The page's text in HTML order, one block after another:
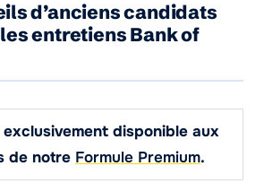
d’anciens candidats
entretiens Bank of
disponible aux
de notre Formule Premium.